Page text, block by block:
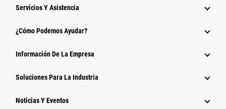
Servicios Y Asistencia
¿Cómo Podemos Ayudar?
Información De La Empresa
Soluciones Para La Industria
Noticias Y Eventos